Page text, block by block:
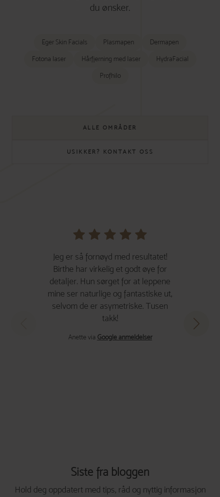
du ønsker.
Eger Skin Facials Plasmapen
Dermapen
Fotona laser
Hårfjerning med laser
HydraFacial
Profhilo
ALLE OMRÅDER
USIKKER? KONTAKT OSS
Jeg er så fornøyd med resultatet!
Birthe har virkelig et godt øye for
detaljer. Hun sørget for at leppene
mine ser naturlige og fantastiske ut,
selvom de er asymetriske. Tusen
takk!
Anette via Google anmeldelser
Siste fra bloggen
Hold deg oppdatert med tips, råd og nyttig informasjon